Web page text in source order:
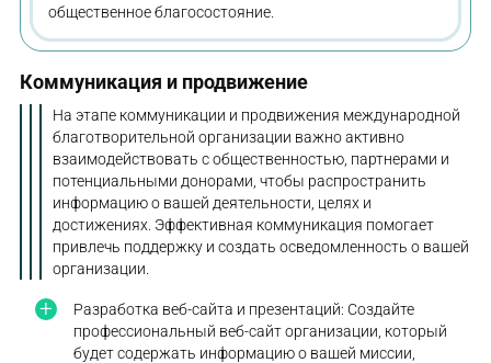
общественное благосостояние.
Коммуникация и продвижение
На этапе коммуникации и продвижения международной
благотворительной организации важно активно
взаимодействовать с общественностью, партнерами и
потенциальными донорами, чтобы распространить
информацию о вашей деятельности, целях и
достижениях. Эффективная коммуникация помогает
привлечь поддержку и создать осведомленность о вашей
организации.
Разработка веб-сайта и презентаций: Создайте
профессиональный веб-сайт организации, который
будет содержать информацию о вашей миссии,